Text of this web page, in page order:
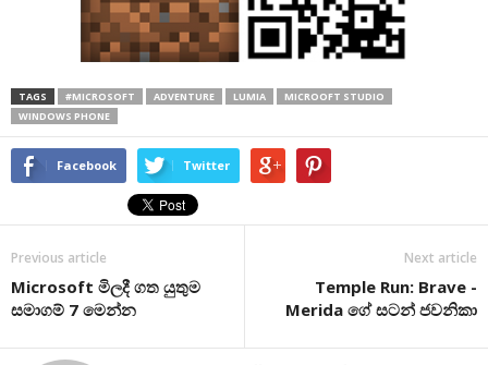
TAGS #MICROSOFT ADVENTURE LUMIA
MICROOFT STUDIO
WINDOWS PHONE
Facebook Twitter
Previous article
Microsoft මිලදී ගත යුතුම
සමාගම් 7 මෙන්න
Next article
Temple Run: Brave -
Merida ගේ සටන් ජවනිකා